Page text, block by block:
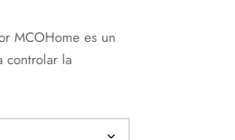
MCOHome es un
controlar la